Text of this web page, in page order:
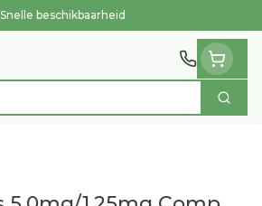
Snelle beschikbaarheid
Zoek